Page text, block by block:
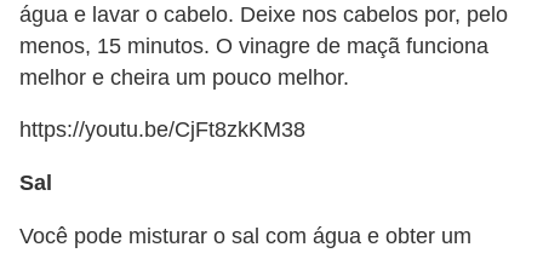
água e lavar o cabelo. Deixe nos cabelos por, pelo
menos, 15 minutos. O vinagre de maçã funciona
melhor e cheira um pouco melhor.
https://youtu.be/CjFt8zkKM38
Sal
Você pode misturar o sal com água e obter um